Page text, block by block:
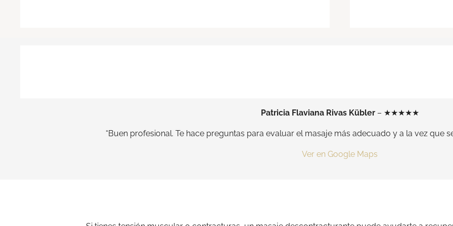
Patricia Flaviana Rivas Kübler– ★★★★★
“Buen profesional. Te hace preguntas para evaluar el masaje más adecuado y a la vez que
Ver en Google Maps